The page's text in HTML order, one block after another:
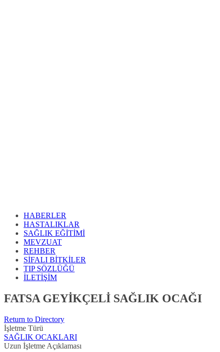
HABERLER
HASTALIKLAR
SAĞLIK EĞİTİMİ
MEVZUAT
REHBER
SİFALI BİTKİLER
TIP SÖZLÜĞÜ
İLETİŞİM
FATSA GEYİKÇELİ SAĞLIK OCAĞI
Return to Directory
İşletme Türü
SAĞLIK OCAKLARI
Uzun İşletme Açıklaması